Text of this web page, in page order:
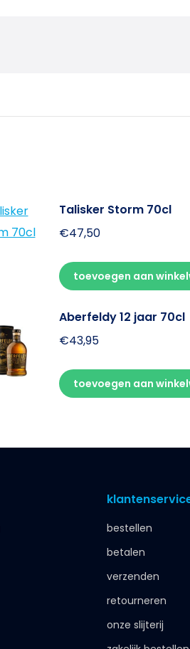
Talisker Storm 70cl
€47,50
toevoegen aan
Aberfeldy 12 jaar 70cl
€43,95
toevoegen aan
bestellen
betalen
verzenden
retourneren
onze slijterij